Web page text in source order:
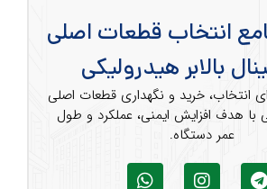
انتخاب قطعات اصلی
بالابر هیدرولیکی
انتخاب، خرید و نگهداری قطعات اصلی
با هدف افزایش ایمنی، عملکرد و طول
عمر دستگاه.